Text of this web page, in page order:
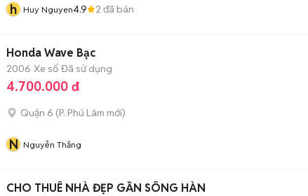
h Huy Nguyen4.9 2 đã bán
Honda Wave Bạc
2006 Xe số Đã sử dụng
4.700.000 đ
Quận 6 (P. Phú Lâm mới)
N Nguyễn Thắng
CHO THUÊ NHÀ ĐẸP GẦN SÔNG HÀN